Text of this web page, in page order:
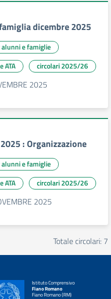
dicembre 2025
alunni e famiglie
ATA
circolari 2025/26
2025
: Organizzazione
alunni e famiglie
ATA
circolari 2025/26
2025
Totale circolari: 7
Istituto Comprensivo
Fiano Romano
Fiano Romano (RM)